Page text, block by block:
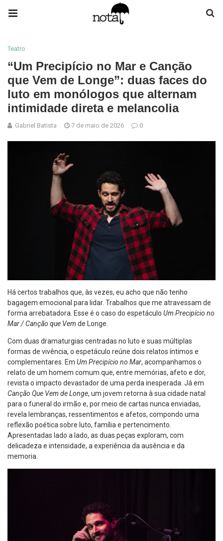
Teatro
“Um Precipício no Mar e Canção
que Vem de Longe”: duas faces do
luto em monólogos que alternam
intimidade direta e melancolia
Gabriel Batista 7 de maio de 2026 0
Há certos trabalhos que, às vezes, eu acho que não tenho
bagagem emocional para lidar. Trabalhos que me atravessam de
forma arrebatadora. Esse é o caso do espetáculo Um Precipício no
Mar / Canção que Vem de Longe.
Com duas dramaturgias centradas no luto e suas múltiplas
formas de vivência, o espetáculo reúne dois relatos íntimos e
complementares. Em Um Precipício no Mar, acompanhamos o
relato de um homem comum que, entre memórias, afeto e dor,
revista o impacto devastador de uma perda inesperada. Já em
Canção Que Vem de Longe, um jovem retorna à sua cidade natal
para o funeral do irmão e, por meio de cartas nunca enviadas,
revela lembranças, ressentimentos e afetos, compondo uma
reflexão poética sobre luto, família e pertencimento.
Apresentadas lado a lado, as duas peças exploram, com
delicadeza e intensidade, a experiência da ausência e da
memoria.